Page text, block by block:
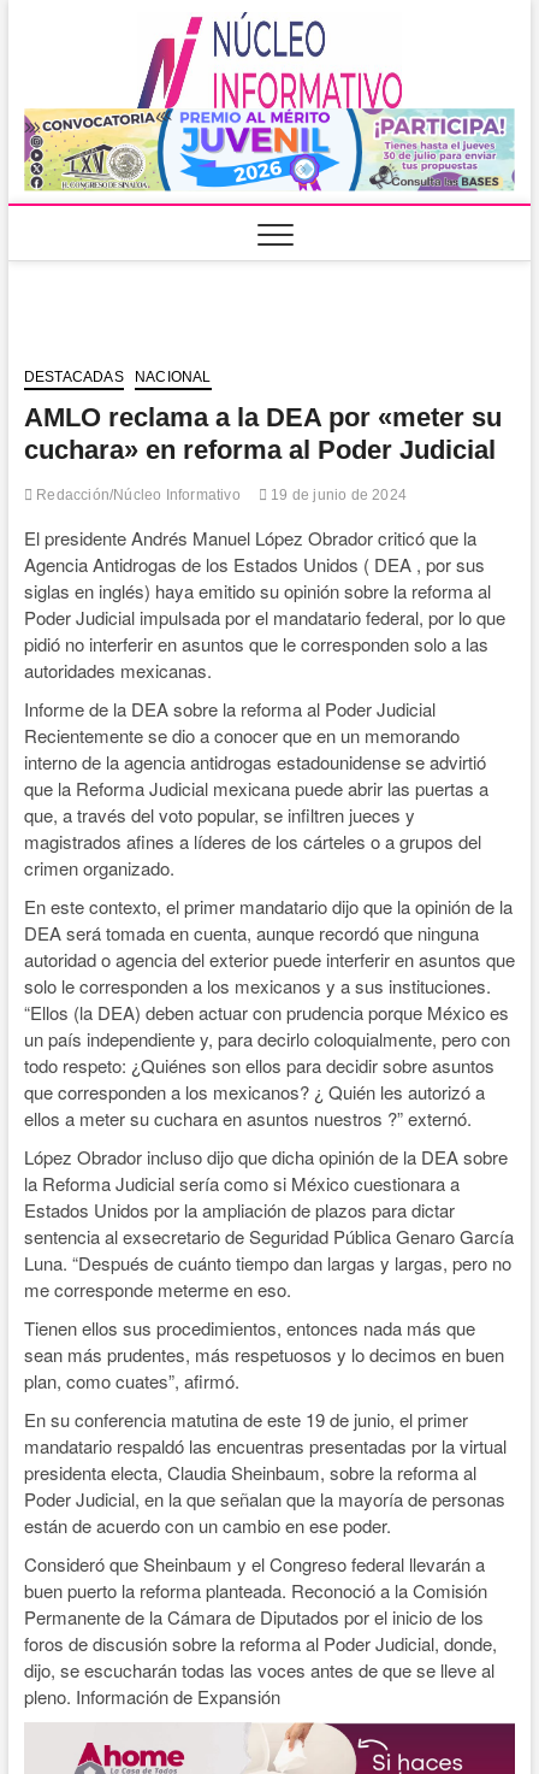
LOCALES DEL
ESTADO DE
SINALOA
DESTACADAS NACIONAL
AMLO reclama a la DEA por «meter su
cuchara» en reforma al Poder Judicial
Redacción/Núcleo Informativo 19 de junio de 2024
El presidente Andrés Manuel López Obrador criticó que la
Agencia Antidrogas de los Estados Unidos ( DEA , por sus
siglas en inglés) haya emitido su opinión sobre la reforma al
Poder Judicial impulsada por el mandatario federal, por lo que
pidió no interferir en asuntos que le corresponden solo a las
autoridades mexicanas.
Informe de la DEA sobre la reforma al Poder Judicial
Recientemente se dio a conocer que en un memorando
interno de la agencia antidrogas estadounidense se advirtió
que la Reforma Judicial mexicana puede abrir las puertas a
que, a través del voto popular, se infiltren jueces y
magistrados afines a líderes de los cárteles o a grupos del
crimen organizado.
En este contexto, el primer mandatario dijo que la opinión de la
DEA será tomada en cuenta, aunque recordó que ninguna
autoridad o agencia del exterior puede interferir en asuntos que
solo le corresponden a los mexicanos y a sus instituciones.
“Ellos (la DEA) deben actuar con prudencia porque México es
un país independiente y, para decirlo coloquialmente, pero con
todo respeto: ¿Quiénes son ellos para decidir sobre asuntos
que corresponden a los mexicanos? ¿ Quién les autorizó a
ellos a meter su cuchara en asuntos nuestros ?” externó.
López Obrador incluso dijo que dicha opinión de la DEA sobre
la Reforma Judicial sería como si México cuestionara a
Estados Unidos por la ampliación de plazos para dictar
sentencia al exsecretario de Seguridad Pública Genaro García
Luna. “Después de cuánto tiempo dan largas y largas, pero no
me corresponde meterme en eso.
Tienen ellos sus procedimientos, entonces nada más que
sean más prudentes, más respetuosos y lo decimos en buen
plan, como cuates”, afirmó.
En su conferencia matutina de este 19 de junio, el primer
mandatario respaldó las encuentras presentadas por la virtual
presidenta electa, Claudia Sheinbaum, sobre la reforma al
Poder Judicial, en la que señalan que la mayoría de personas
están de acuerdo con un cambio en ese poder.
Consideró que Sheinbaum y el Congreso federal llevarán a
buen puerto la reforma planteada. Reconoció a la Comisión
Permanente de la Cámara de Diputados por el inicio de los
foros de discusión sobre la reforma al Poder Judicial, donde,
dijo, se escucharán todas las voces antes de que se lleve al
pleno. Información de Expansión